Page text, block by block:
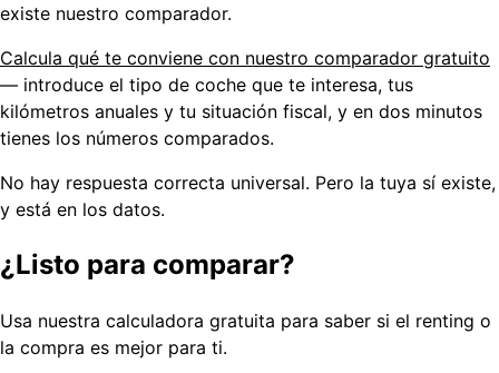
existe nuestro comparador.
Calcula qué te conviene con nuestro comparador gratuito
— introduce el tipo de coche que te interesa, tus
kilómetros anuales y tu situación fiscal, y en dos minutos
tienes los números comparados.
No hay respuesta correcta universal. Pero la tuya sí existe,
y está en los datos.
¿Listo para comparar?
Usa nuestra calculadora gratuita para saber si el renting o
la compra es mejor para ti.